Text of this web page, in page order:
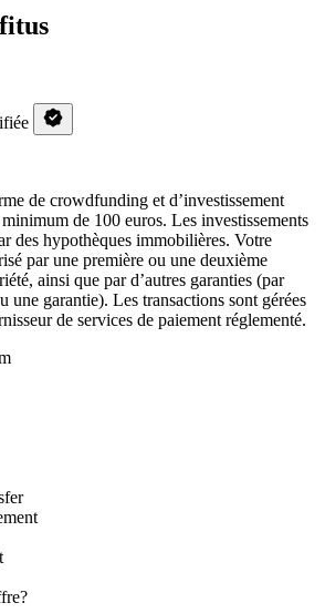
de crowdfunding et d’investissement
de 100 euros. Les investissements
des hypothèques immobilières. Votre
par une première ou une deuxième
ainsi que par d’autres garanties (par
une garantie). Les transactions sont gérées
de services de paiement réglementé.